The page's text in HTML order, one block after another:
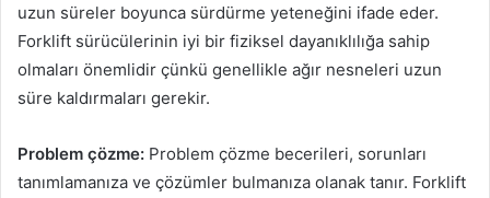
uzun süreler boyunca sürdürme yeteneğini ifade eder.
Forklift sürücülerinin iyi bir fiziksel dayanıklılığa sahip
olmaları önemlidir çünkü genellikle ağır nesneleri uzun
süre kaldırmaları gerekir.
Problem çözme: Problem çözme becerileri, sorunları
tanımlamanıza ve çözümler bulmanıza olanak tanır. Forklift